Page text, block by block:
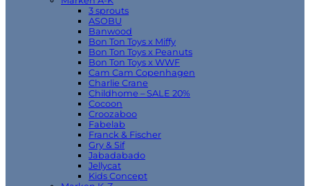
3 sprouts
ASOBU
Banwood
Bon Ton Toys x Miffy
Bon Ton Toys x Peanuts
Bon Ton Toys x WWF
Cam Cam Copenhagen
Charlie Crane
Childhome – SALE 20%
Cocoon
Croozaboo
Fabelab
Franck & Fischer
Gry & Sif
Jabadabado
Jellycat
Kids Concept